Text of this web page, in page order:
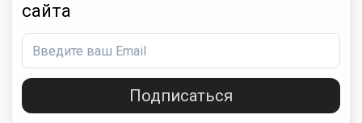
сайта
Подписаться